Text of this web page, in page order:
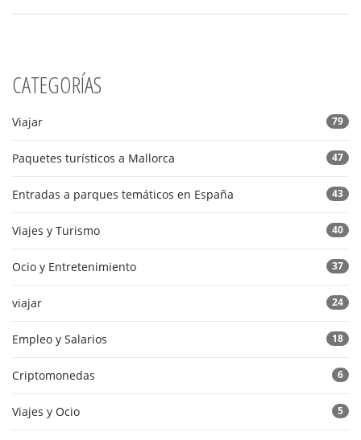
CATEGORÍAS
Viajar 79
Paquetes turísticos a Mallorca 47
Entradas a parques temáticos en España 43
Viajes y Turismo 40
Ocio y Entretenimiento 37
viajar 24
Empleo y Salarios 18
Criptomonedas 6
Viajes y Ocio 5